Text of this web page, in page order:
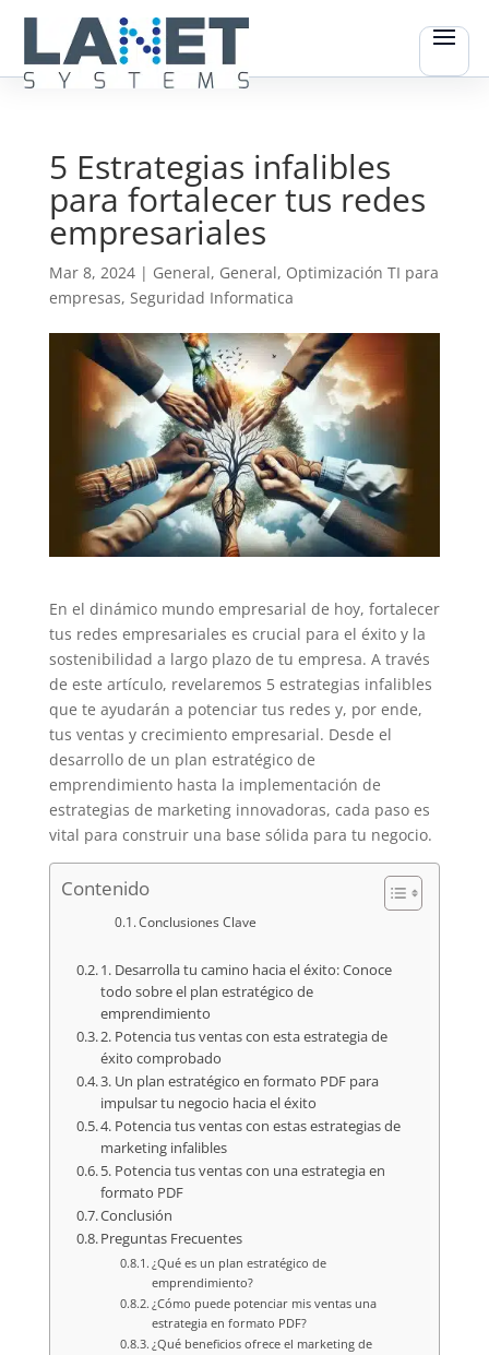
5 Estrategias infalibles
para fortalecer tus redes
empresariales
Mar 8, 2024| General, General, Optimización TI para
empresas, Seguridad Informatica
En el dinámico mundo empresarial de hoy, fortalecer
tus redes empresariales es crucial para el éxito y la
sostenibilidad a largo plazo de tu empresa. A través
de este artículo, revelaremos 5 estrategias infalibles
que te ayudarán a potenciar tus redes y, por ende,
tus ventas y crecimiento empresarial. Desde el
desarrollo de un plan estratégico de
emprendimiento hasta la implementación de
estrategias de marketing innovadoras, cada paso es
vital para construir una base sólida para tu negocio.
Contenido
Conclusiones Clave
1. Desarrolla tu camino hacia el éxito: Conoce
todo sobre el plan estratégico de
emprendimiento
2. Potencia tus ventas con esta estrategia de
éxito comprobado
3. Un plan estratégico en formato PDF para
impulsar tu negocio hacia el éxito
4. Potencia tus ventas con estas estrategias de
marketing infalibles
5. Potencia tus ventas con una estrategia en
formato PDF
Conclusión
Preguntas Frecuentes
¿Qué es un plan estratégico de
emprendimiento?
¿Cómo puede potenciar mis ventas una
estrategia en formato PDF?
¿Qué beneficios ofrece el marketing de